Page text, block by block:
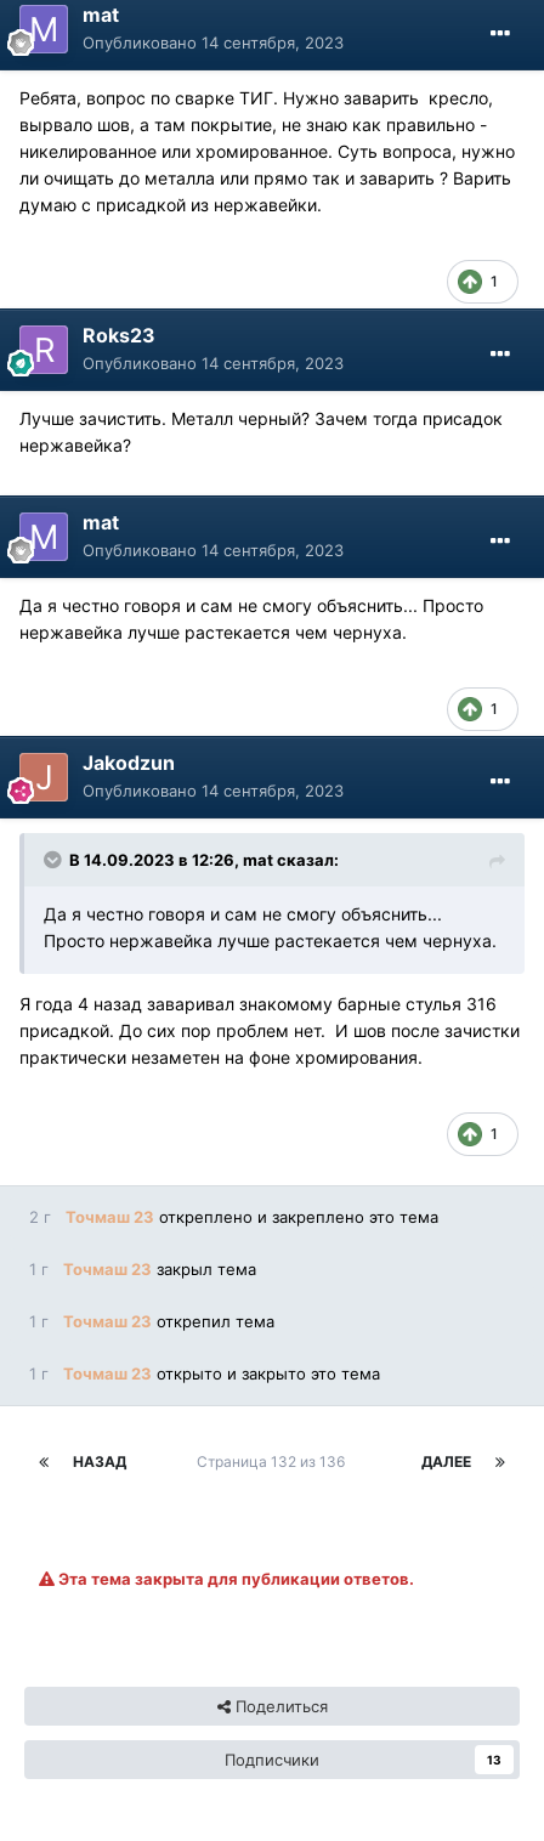
mat
Опубликовано 14 сентября, 2023
Ребята, вопрос по сварке ТИГ. Нужно заварить кресло,
вырвало шов, а там покрытие, не знаю как правильно -
никелированное или хромированное. Суть вопроса, нужно
ли очищать до металла или прямо так и заварить ? Варить
думаю с присадкой из нержавейки.
1
Roks23
Опубликовано 14 сентября, 2023
Лучше зачистить. Металл черный? Зачем тогда присадок
нержавейка?
mat
Опубликовано 14 сентября, 2023
Да я честно говоря и сам не смогу объяснить... Просто
нержавейка лучше растекается чем чернуха.
1
Jakodzun
Опубликовано 14 сентября, 2023
В 14.09.2023 в 12:26, matсказал:
Да я честно говоря и сам не смогу объяснить...
Просто нержавейка лучше растекается чем чернуха.
Я года 4 назад заваривал знакомому барные стулья 316
присадкой. До сих пор проблем нет. И шов после зачистки
практически незаметен на фоне хромирования.
1
2 г Точмаш 23 откреплено и закреплено это тема
1 г Точмаш 23 закрыл тема
1 г Точмаш 23 открепил тема
1 г Точмаш 23 открыто и закрыто это тема
НАЗАД ДАЛЕЕ
Страница 132 из 136
Эта тема закрыта для публикации ответов.
Поделиться
Подписчики 13